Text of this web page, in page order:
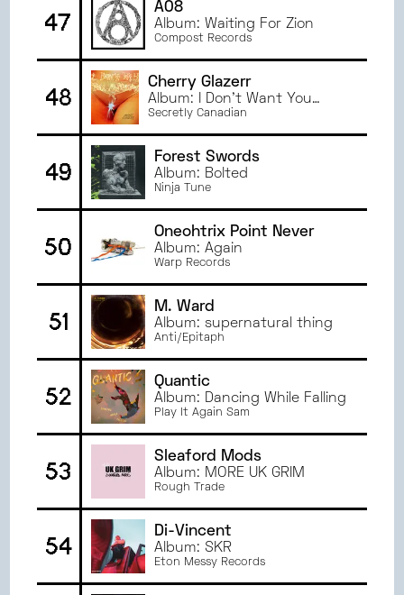
47
A08
Album: Waiting For Zion
Compost Records
48
Cherry Glazerr
Album: I Don't Want You
Anymore
Secretly Canadian
49
Forest Swords
Album: Bolted
Ninja Tune
50
Oneohtrix Point Never
Album: Again
Warp Records
51
M. Ward
Album: supernatural thing
Anti/Epitaph
52
Quantic
Album: Dancing While Falling
Play It Again Sam
53
Sleaford Mods
Album: MORE UK GRIM
Rough Trade
54
Di-Vincent
Album: SKR
Eton Messy Records